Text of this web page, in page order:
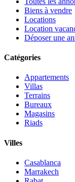
Biens à vendre
Locations
Location
Déposer une
Catégories
Appartements
Villas
Terrains
Bureaux
Magasins
Riads
Villes
Casablanca
Marrakech